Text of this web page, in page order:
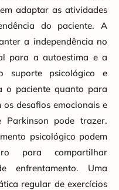
adaptar as atividades
do paciente. A
a independência no
para a autoestima e a
suporte psicológico e
o paciente quanto para
desafios emocionais e
Parkinson pode trazer.
psicológico podem
para compartilhar
enfrentamento. Uma
regular de exercícios